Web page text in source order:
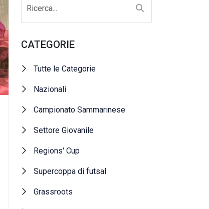
CATEGORIE
Tutte le Categorie
Nazionali
Campionato Sammarinese
Settore Giovanile
Regions' Cup
Supercoppa di futsal
Grassroots